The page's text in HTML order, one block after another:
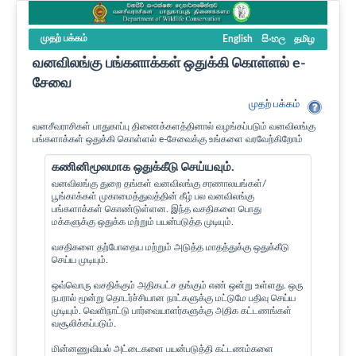
முதற் பக்கம் English සිංහල தமிழ
வனவிலங்கு பங்களாக்கள் ஒதுக்கி கொள்ளல் e-
சேவை
முதற் பக்கம்
வனசீவராசிகள் பாதுகாப்பு திணைக்களத்தினால் வழங்கப்படும் வனவிலங்கு
பங்களாக்கள் ஒதுக்கி கொள்ளல் e-சேவைக்கு உங்களை வரவேற்கிறோம்
கணினிமூலமாக ஒதுக்கீடு செய்யவும்.
வனவிலங்கு துறை தங்கள் வனவிலங்கு சரணாலயங்கள்/
பூங்காக்கள் முகாமைத்துவத்தின் கீழ் பல வனவிலங்கு
பங்களாக்கள் கொண்டுள்ளன. இந்த வசதிகளை பொது
மக்களுக்கு ஒதுக்க மற்றும் பயன்படுத்த முடியும்.
வசதிகளை தற்போதைய மற்றும் அடுத்த மாதத்துக்கு ஒதுக்கீடு
செய்ய முடியும்.
ஒவ்வொரு வசதிக்கும் அதிகபட்ச தங்கும் எண் ஒன்று உள்ளது. ஒரு
நபரால் மூன்று தொடர்ச்சியான நாட்களுக்கு மட்டுமே பதிவு செய்ய
முடியும். வெளிநாட்டு பார்வையாளர்களுக்கு அதிக கட்டணங்கள்
வசூலிக்கப்படும்.
மின்னணுவியல் அட்டைகளை பயன்படுத்தி கட்டணம்களை